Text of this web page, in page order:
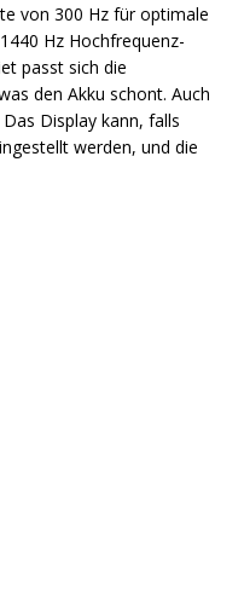
von 300 Hz für optimale
Hz Hochfrequenz-
passt sich die
den Akku schont. Auch
Display kann, falls
werden, und die